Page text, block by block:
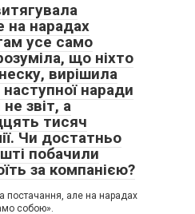
на нарадах
усе само
що ніхто
вирішила
наступної наради
звіт, а
тисяч
Чи достатньо
побачили
за компанією?
постачання, але на нарадах
собою».